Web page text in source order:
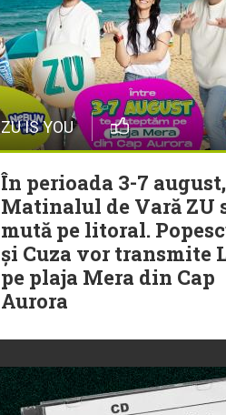
ZU IS YOU
În perioada 3-7 august,
Matinalul de Vară ZU
mută pe litoral.
și Cuza vor transmite
pe plaja Mera din Cap
Aurora